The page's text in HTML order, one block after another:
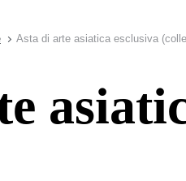
Asta di arte asiatica esclusiva